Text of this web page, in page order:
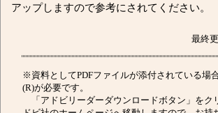
アップしますので参考にされてください。
最終
※資料としてPDFファイルが添付されている場
(R)が必要です。
「アドビリーダーダウンロードボタン」をク